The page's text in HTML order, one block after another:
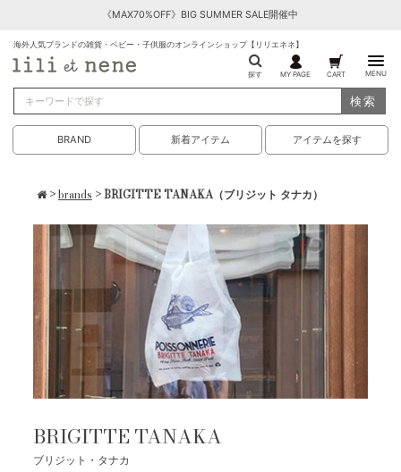
《MAX70%OFF》BIG SUMMER SALE開催中
海外人気ブランドの雑貨・ベビー・子供服のオンラインショップ【リリエネネ】
探す MY PAGE CART MENU
検索
BRAND 新着アイテム アイテムを探す
>brands > BRIGITTE TANAKA（ブリジット タナカ）
BRIGITTE TANAKA
ブリジット・タナカ